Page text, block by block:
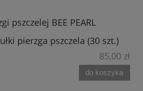
pszczelej BEE PEARL
pierzga pszczela (30 szt.)
85,00 zł
do koszyka